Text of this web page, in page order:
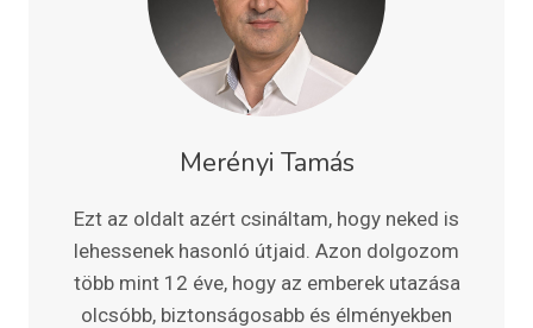
Merényi Tamás
Ezt az oldalt azért csináltam, hogy neked is
lehessenek hasonló útjaid. Azon dolgozom
több mint 12 éve, hogy az emberek utazása
olcsóbb, biztonságosabb és élményekben